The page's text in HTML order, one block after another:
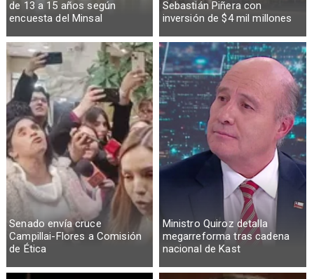
de 13 a 15 años según
encuesta del Minsal
Sebastián Piñera con
inversión de $4 mil millones
Senado envía cruce
Campillai-Flores a Comisión
de Ética
Ministro Quiroz detalla
megarreforma tras cadena
nacional de Kast